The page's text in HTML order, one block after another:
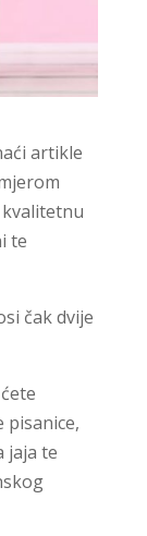
artikle
te
čak dvije
pisanice,
jaja te